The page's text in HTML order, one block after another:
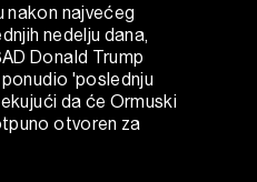
nakon najvećeg
nedelju dana,
Donald Trump
'poslednju
da će Ormuski
otvoren za